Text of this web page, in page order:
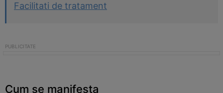
Facilitati de tratament
Cum se manifesta